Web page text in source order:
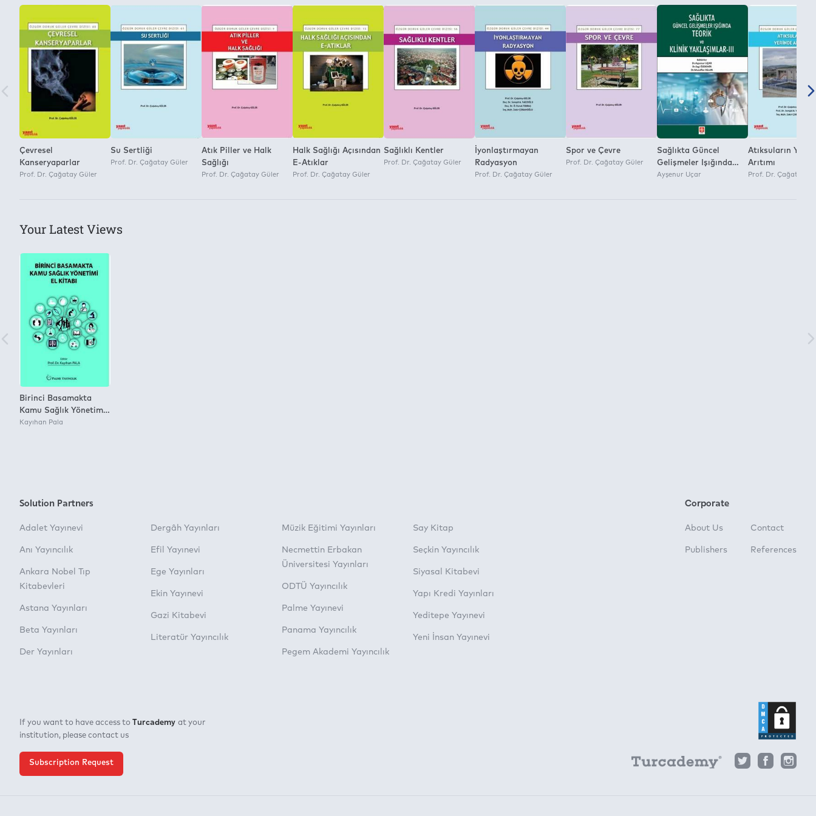
Çevresel
Kanseryaparlar
Prof. Dr. Çağatay Güler
Su Sertliği
Prof. Dr. Çağatay Güler
Atık Piller ve Halk
Sağlığı
Prof. Dr. Çağatay Güler
Halk Sağlığı Açısından
E-Atıklar
Prof. Dr. Çağatay Güler
Sağlıklı Kentler
Prof. Dr. Çağatay Güler
İyonlaştırmayan
Radyasyon
Prof. Dr. Çağatay Güler
Spor ve Çevre
Prof. Dr. Çağatay Güler
Sağlıkta Güncel
Gelişmeler Işığında
Teorik ve Klinik
Ayşenur Uçar
Atıksuların
Arıtımı
Prof. Dr. Çağatay
Your Latest Views
Birinci Basamakta
Kamu Sağlık Yönetimi
El Kitabı
Kayıhan Pala
Solution Partners
Adalet Yayınevi
Anı Yayıncılık
Ankara Nobel Tıp
Kitabevleri
Astana Yayınları
Beta Yayınları
Der Yayınları
Dergâh Yayınları
Efil Yayınevi
Ege Yayınları
Ekin Yayınevi
Gazi Kitabevi
Literatür Yayıncılık
Müzik Eğitimi Yayınları
Necmettin Erbakan
Üniversitesi Yayınları
ODTÜ Yayıncılık
Palme Yayınevi
Panama Yayıncılık
Pegem Akademi Yayıncılık
Say Kitap
Seçkin Yayıncılık
Siyasal Kitabevi
Yapı Kredi Yayınları
Yeditepe Yayınevi
Yeni İnsan Yayınevi
Corporate
About Us
Publishers
Contact
References
If you want to have access to Turcademy at your
institution, please contact us
Subscription Request